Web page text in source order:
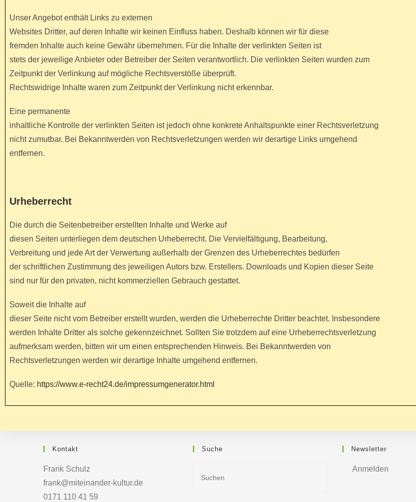
Unser Angebot enthält Links zu externen
Websites Dritter, auf deren Inhalte wir keinen Einfluss haben. Deshalb können wir für diese
fremden Inhalte auch keine Gewähr übernehmen. Für die Inhalte der verlinkten Seiten ist
stets der jeweilige Anbieter oder Betreiber der Seiten verantwortlich. Die verlinkten Seiten wurden zum
Zeitpunkt der Verlinkung auf mögliche Rechtsverstöße überprüft.
Rechtswidrige Inhalte waren zum Zeitpunkt der Verlinkung nicht erkennbar.
Eine permanente
inhaltliche Kontrolle der verlinkten Seiten ist jedoch ohne konkrete Anhaltspunkte einer Rechtsverletzung
nicht zumutbar. Bei Bekanntwerden von Rechtsverletzungen werden wir derartige Links umgehend
entfernen.
Urheberrecht
Die durch die Seitenbetreiber erstellten Inhalte und Werke auf
diesen Seiten unterliegen dem deutschen Urheberrecht. Die Vervielfältigung, Bearbeitung,
Verbreitung und jede Art der Verwertung außerhalb der Grenzen des Urheberrechtes bedürfen
der schriftlichen Zustimmung des jeweiligen Autors bzw. Erstellers. Downloads und Kopien dieser Seite
sind nur für den privaten, nicht kommerziellen Gebrauch gestattet.
Soweit die Inhalte auf
dieser Seite nicht vom Betreiber erstellt wurden, werden die Urheberrechte Dritter beachtet. Insbesondere
werden Inhalte Dritter als solche gekennzeichnet. Sollten Sie trotzdem auf eine Urheberrechtsverletzung
aufmerksam werden, bitten wir um einen entsprechenden Hinweis. Bei Bekanntwerden von
Rechtsverletzungen werden wir derartige Inhalte umgehend entfernen.
Quelle: https://www.e-recht24.de/impressumgenerator.html
Kontakt
Frank Schulz
frank@miteinander-kultur.de
0171 110 41 59
Suche Newsletter
Anmelden